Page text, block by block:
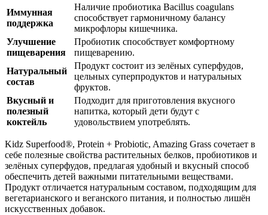
Иммунная
поддержка
Наличие пробиотика Bacillus coagulans
способствует гармоничному балансу
микрофлоры кишечника.
Улучшение
пищеварения
Пробиотик способствует комфортному
пищеварению.
Натуральный
состав
Продукт состоит из зелёных суперфудов,
цельных суперпродуктов и натуральных
фруктов.
Вкусный и
полезный
коктейль
Подходит для приготовления вкусного
напитка, который дети будут с
удовольствием употреблять.
Kidz Superfood®, Protein + Probiotic, Amazing Grass сочетает в
себе полезные свойства растительных белков, пробиотиков и
зелёных суперфудов, предлагая удобный и вкусный способ
обеспечить детей важными питательными веществами.
Продукт отличается натуральным составом, подходящим для
вегетарианского и веганского питания, и полностью лишён
искусственных добавок.